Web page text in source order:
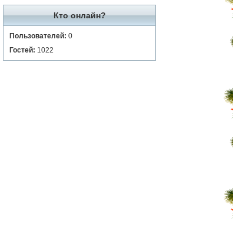
Кто онлайн?
Пользователей: 0
Гостей: 1022